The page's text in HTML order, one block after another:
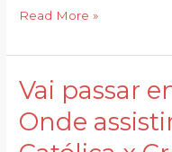
Read More »
Vai passar
Onde
Vai
em